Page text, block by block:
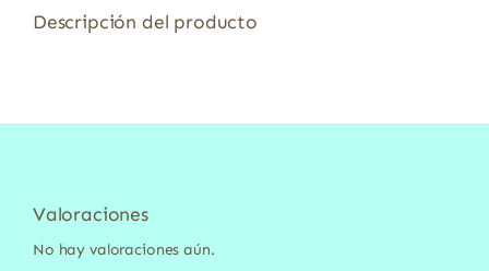
Descripción del producto
Valoraciones
No hay valoraciones aún.